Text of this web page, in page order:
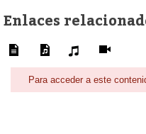
Enlaces
Para acceder a este